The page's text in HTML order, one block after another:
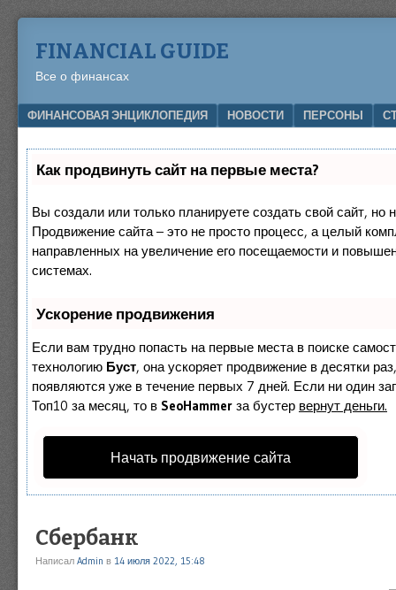
FINANCIAL GUIDE
Все о финансах
Menu
SKIP TO CONTENT
ФИНАНСОВАЯ ЭНЦИКЛОПЕДИЯ НОВОСТИ ПЕРСОНЫ
Как продвинуть сайт на первые места?
Вы создали или только планируете создать свой сайт, но
Продвижение сайта – это не просто процесс, а целый
направленных на увеличение его посещаемости и
системах.
Ускорение продвижения
Если вам трудно попасть на первые места в поиске
технологию Буст, она ускоряет продвижение в десятки
появляются уже в течение первых 7 дней. Если ни один
Топ10 за месяц, то в SeoHammer за бустер вернут деньги.
Начать продвижение сайта
Сбербанк
Написал Admin в 14 июля 2022, 15:48